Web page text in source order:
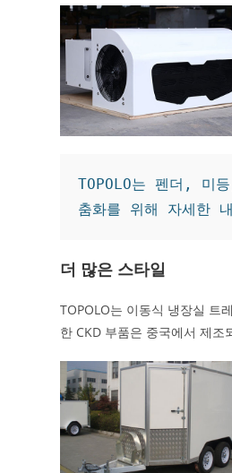
TOPOLO는 펜더, 미
춤화를 위해 자세한
더 많은 스타일
TOPOLO는 이동식 냉장실 트
한 CKD 부품은 중국에서 제